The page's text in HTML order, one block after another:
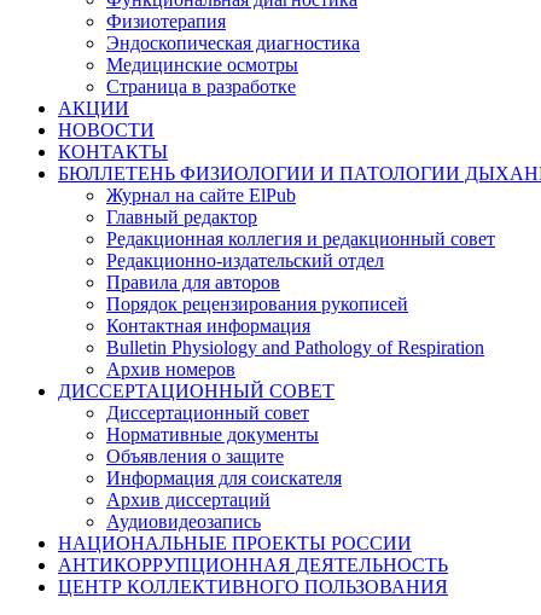
Физиотерапия
Эндоскопическая диагностика
Медицинские осмотры
Страница в разработке
АКЦИИ
НОВОСТИ
КОНТАКТЫ
БЮЛЛЕТЕНЬ ФИЗИОЛОГИИ И ПАТОЛОГИИ
Журнал на сайте ElPub
Главный редактор
Редакционная коллегия и редакционный совет
Редакционно-издательский отдел
Правила для авторов
Порядок рецензирования рукописей
Контактная информация
Bulletin Physiology and Pathology of Respiration
Архив номеров
ДИССЕРТАЦИОННЫЙ СОВЕТ
Диссертационный совет
Нормативные документы
Объявления о защите
Информация для соискателя
Архив диссертаций
Аудиовидеозапись
НАЦИОНАЛЬНЫЕ ПРОЕКТЫ РОССИИ
АНТИКОРРУПЦИОННАЯ ДЕЯТЕЛЬНОСТЬ
ЦЕНТР КОЛЛЕКТИВНОГО ПОЛЬЗОВАНИЯ